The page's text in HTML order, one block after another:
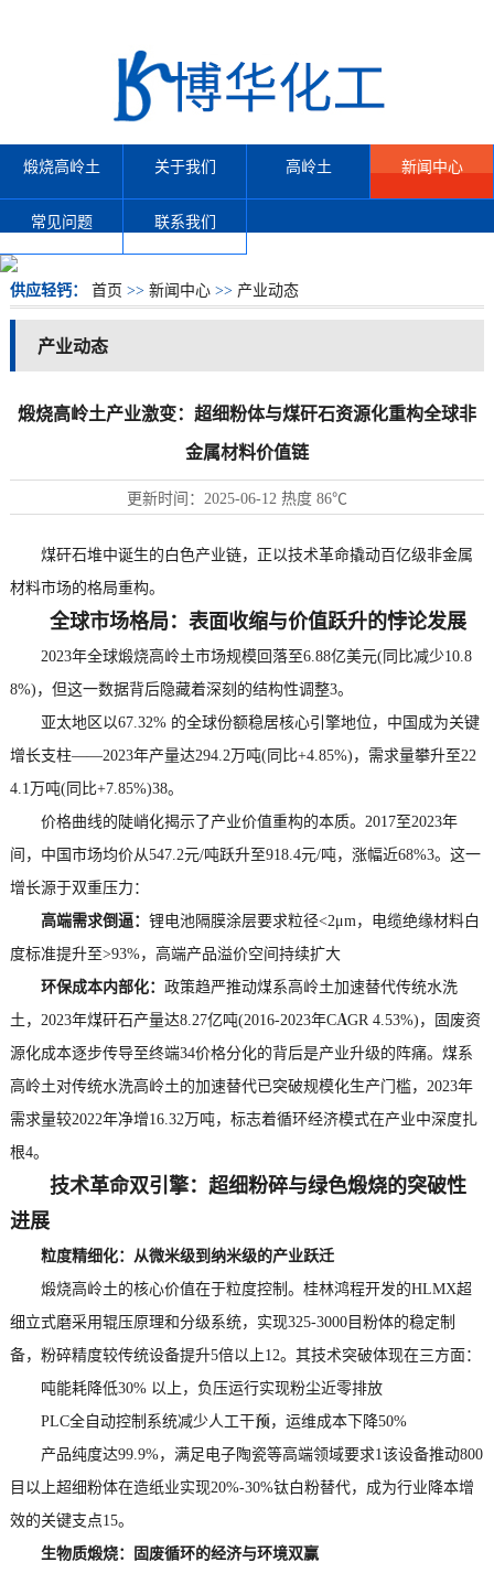
煅烧高岭土 关于我们 高岭土 新闻中心
常见问题 联系我们
供应轻钙： 首页 >> 新闻中心>> 产业动态
产业动态
煅烧高岭土产业激变：超细粉体与煤矸石资源化重构全球非
金属材料价值链
更新时间： 2025-06-12热度 86℃
煤矸石堆中诞生的白色产业链，正以技术革命撬动百亿级非金属
材料市场的格局重构。
全球市场格局：表面收缩与价值跃升的悖论发展
2023年全球煅烧高岭土市场规模回落至6.88亿美元(同比减少10.8
8%)，但这一数据背后隐藏着深刻的结构性调整3。
亚太地区以67.32% 的全球份额稳居核心引擎地位，中国成为关键
增长支柱——2023年产量达294.2万吨(同比+4.85%)，需求量攀升至22
4.1万吨(同比+7.85%)38。
价格曲线的陡峭化揭示了产业价值重构的本质。2017至2023年
间，中国市场均价从547.2元/吨跃升至918.4元/吨，涨幅近68%3。这一
增长源于双重压力：
高端需求倒逼： 锂电池隔膜涂层要求粒径<2μm，电缆绝缘材料白
度标准提升至>93%，高端产品溢价空间持续扩大
环保成本内部化： 政策趋严推动煤系高岭土加速替代传统水洗
土，2023年煤矸石产量达8.27亿吨(2016-2023年CAGR 4.53%)，固废资
源化成本逐步传导至终端34价格分化的背后是产业升级的阵痛。煤系
高岭土对传统水洗高岭土的加速替代已突破规模化生产门槛，2023年
需求量较2022年净增16.32万吨，标志着循环经济模式在产业中深度扎
根4。
技术革命双引擎：超细粉碎与绿色煅烧的突破性
进展
粒度精细化：从微米级到纳米级的产业跃迁
煅烧高岭土的核心价值在于粒度控制。桂林鸿程开发的HLMX超
细立式磨采用辊压原理和分级系统，实现325-3000目粉体的稳定制
备，粉碎精度较传统设备提升5倍以上12。其技术突破体现在三方面：
吨能耗降低30% 以上，负压运行实现粉尘近零排放
PLC全自动控制系统减少人工干预，运维成本下降50%
产品纯度达99.9%，满足电子陶瓷等高端领域要求1该设备推动800
目以上超细粉体在造纸业实现20%-30%钛白粉替代，成为行业降本增
效的关键支点15。
生物质煅烧：固废循环的经济与环境双赢